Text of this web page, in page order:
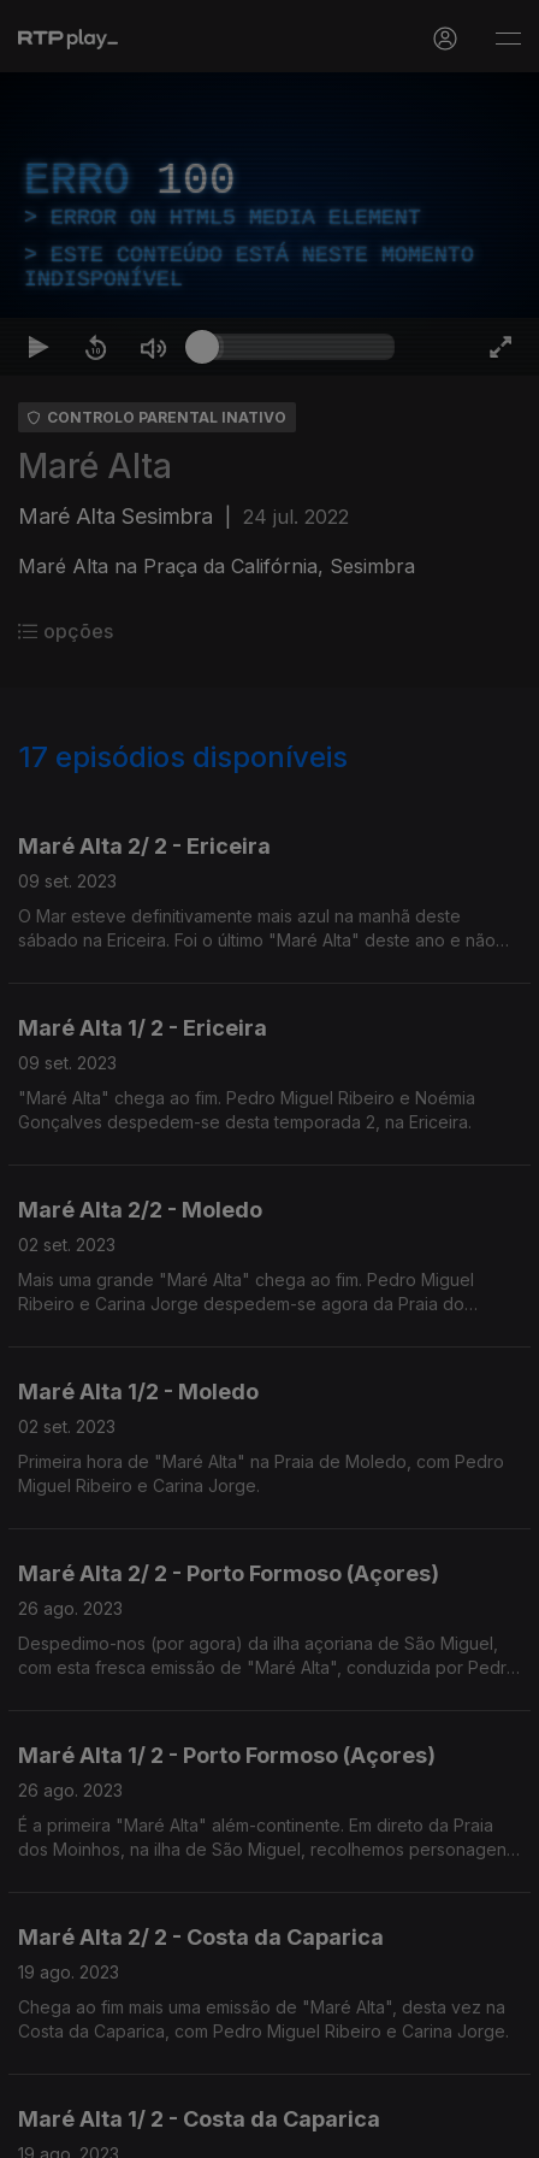
ERRO 100
ERROR ON HTML5 MEDIA ELEMENT
ESTE CONTEÚDO ESTÁ NESTE MOMENTO
INDISPONÍVEL
CONTROLO PARENTAL INATIVO
Maré Alta
Maré Alta Sesimbra 24 jul. 2022
Maré Alta na Praça da Califórnia, Sesimbra
opções
17 episódios disponíveis
Maré Alta 2/ 2 - Ericeira
09 set. 2023
O Mar esteve definitivamente mais azul na manhã deste
sábado na Ericeira. Foi o último "Maré Alta" deste ano e não
Maré Alta 1/ 2 - Ericeira
09 set. 2023
"Maré Alta" chega ao fim. Pedro Miguel Ribeiro e Noémia
Gonçalves despedem-se desta temporada 2, na Ericeira.
Maré Alta 2/2 - Moledo
02 set. 2023
Mais uma grande "Maré Alta" chega ao fim. Pedro Miguel
Ribeiro e Carina Jorge despedem-se agora da Praia do
Maré Alta 1/2 - Moledo
02 set. 2023
Primeira hora de "Maré Alta" na Praia de Moledo, com Pedro
Miguel Ribeiro e Carina Jorge.
Maré Alta 2/ 2 - Porto Formoso (Açores)
26 ago. 2023
Despedimo-nos (por agora) da ilha açoriana de São Miguel,
com esta fresca emissão de "Maré Alta", conduzida por Pedro
Maré Alta 1/ 2 - Porto Formoso (Açores)
26 ago. 2023
É a primeira "Maré Alta" além-continente. Em direto da Praia
dos Moinhos, na ilha de São Miguel, recolhemos personagens
Maré Alta 2/ 2 - Costa da Caparica
19 ago. 2023
Chega ao fim mais uma emissão de "Maré Alta", desta vez na
Costa da Caparica, com Pedro Miguel Ribeiro e Carina Jorge.
Maré Alta 1/ 2 - Costa da Caparica
19 ago. 2023